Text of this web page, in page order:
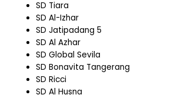
SD Tiara
SD Al-Izhar
SD Jatipadang 5
SD Al Azhar
SD Global Sevila
SD Bonavita Tangerang
SD Ricci
SD Al Husna